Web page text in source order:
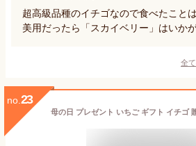
超高級品種のイチゴなので食べたこと
美用だったら「スカイベリー」はいか
全
no. 23